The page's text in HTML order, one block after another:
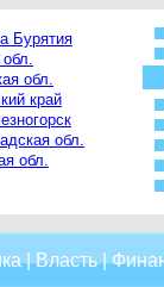
Бурятия
обл.
обл.
край
обл.
обл.
|Власть|